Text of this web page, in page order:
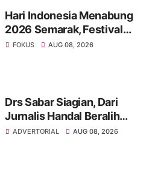
Hari Indonesia Menabung
2026 Semarak, Festival
Band Pelajar dan Mahasiswa
2
FOKUS AUG 08, 2026
Drs Sabar Siagian, Dari
Jurnalis Handal Beralih
Profesi Jadi Kontraktor
ADVERTORIAL AUG 08, 2026